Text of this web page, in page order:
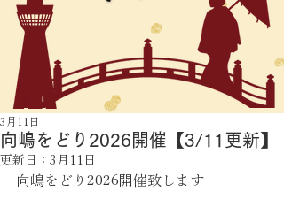
向嶋をどり2026開催【3/11更新】
3月11日
更新日： 3月11日
向嶋をどり2026開催致します